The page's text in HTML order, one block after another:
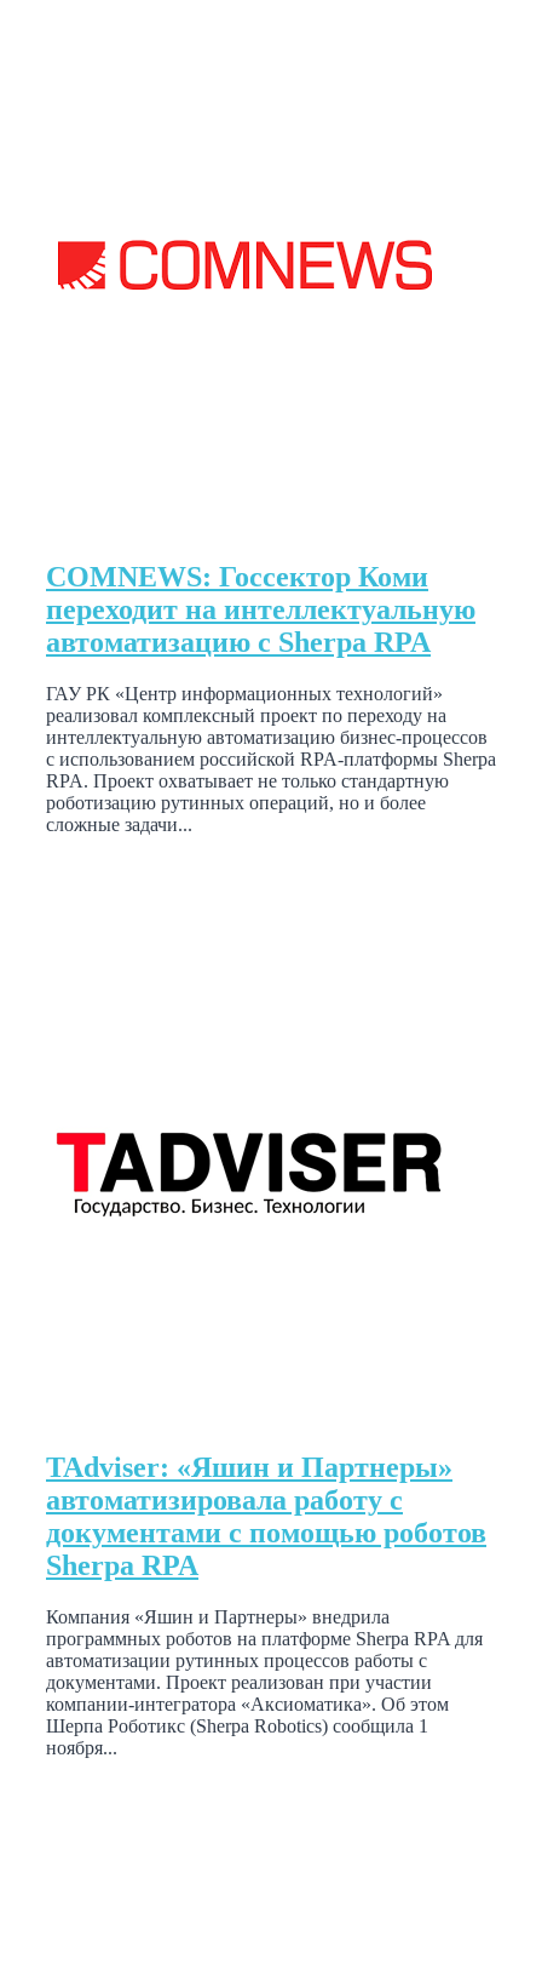
COMNEWS: Госсектор Коми
переходит на интеллектуальную
автоматизацию с Sherpa RPA
ГАУ РК «Центр информационных технологий»
реализовал комплексный проект по переходу на
интеллектуальную автоматизацию бизнес-процессов
с использованием российской RPA-платформы Sherpa
RPA. Проект охватывает не только стандартную
роботизацию рутинных операций, но и более
сложные задачи...
TAdviser: «Яшин и Партнеры»
автоматизировала работу с
документами с помощью роботов
Sherpa RPA
Компания «Яшин и Партнеры» внедрила
программных роботов на платформе Sherpa RPA для
автоматизации рутинных процессов работы с
документами. Проект реализован при участии
компании-интегратора «Аксиоматика». Об этом
Шерпа Роботикс (Sherpa Robotics) сообщила 1
ноября...